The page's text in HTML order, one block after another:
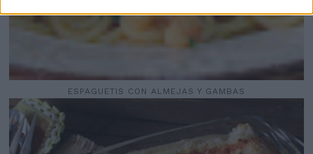
ESPAGUETIS CON ALMEJAS Y GAMBAS